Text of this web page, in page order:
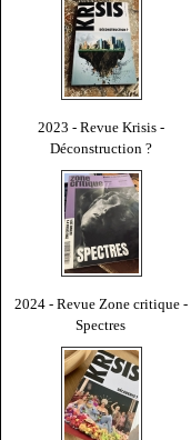
2023 - Revue Krisis -
Déconstruction ?
2024 - Revue Zone critique -
Spectres